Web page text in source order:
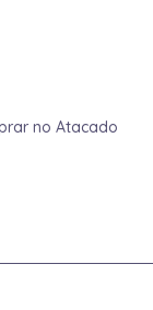
no Atacado